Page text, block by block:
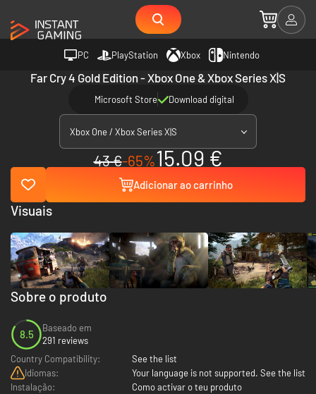
PC PlayStation Xbox Nintendo
Far Cry 4 Gold Edition - Xbox One & Xbox Series X|S
Microsoft Store Download digital
Xbox One / Xbox Series X|S
43 €-65%15.09 €
Adicionar ao carrinho
Sobre o produto
8.5
Baseado em
291 reviews
Country Compatibility:
See the list
Idiomas:
Your language is not supported. See the list
Instalação:
Como activar o teu produto
Visuais